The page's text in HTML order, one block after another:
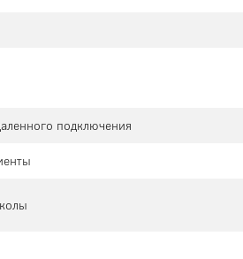
подключения